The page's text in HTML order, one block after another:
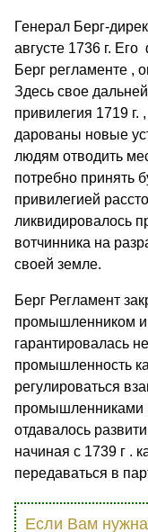
Генерал Берг-
августе 1736 г.
Берг регламенте ,
Здесь свое
привилегия 1719
дарованы новые
людям отводить
потребно принять
привилегией
ликвидировалось
вотчинника на
своей земле.
Берг Регламент
промышленником и
гарантировалась
промышленность
регулироваться
промышленниками
отдавалось
начиная с 1739 г .
передаваться в
Если Вам